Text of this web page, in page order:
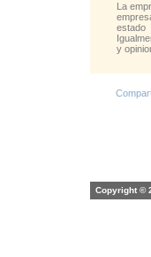
La
estado
y
Copyright ©